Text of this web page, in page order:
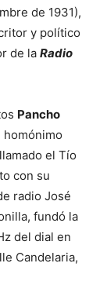
de 1931),
y político
de la Radio
Pancho
homónimo
el Tío
con su
radio José
fundó la
del dial en
Candelaria,